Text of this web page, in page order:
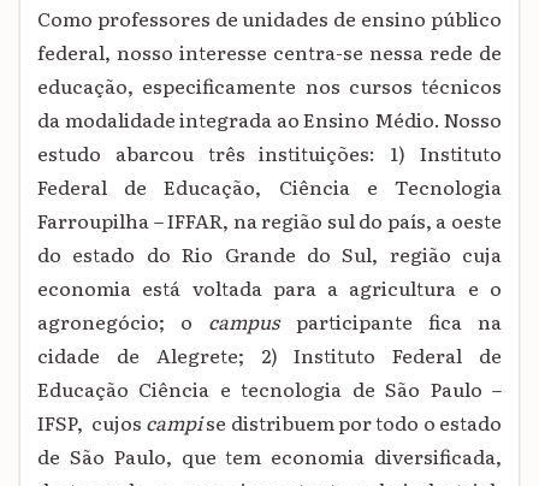
Como professores de unidades de ensino público
federal, nosso interesse centra-se nessa rede de
educação, especificamente nos cursos técnicos
da modalidade integrada ao Ensino Médio. Nosso
estudo abarcou três instituições: 1) Instituto
Federal de Educação, Ciência e Tecnologia
Farroupilha – IFFAR, na região sul do país, a oeste
do estado do Rio Grande do Sul, região cuja
economia está voltada para a agricultura e o
agronegócio; o campusparticipante fica na
cidade de Alegrete; 2) Instituto Federal de
Educação Ciência e tecnologia de São Paulo –
IFSP, cujos campise distribuem por todo o estado
de São Paulo, que tem economia diversificada,